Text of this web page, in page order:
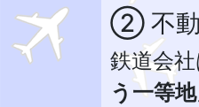
② 不動
鉄道会
う一等地